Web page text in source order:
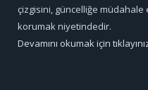
çizgisini, güncelliğe müdahale
korumak niyetindedir.
Devamını okumak için